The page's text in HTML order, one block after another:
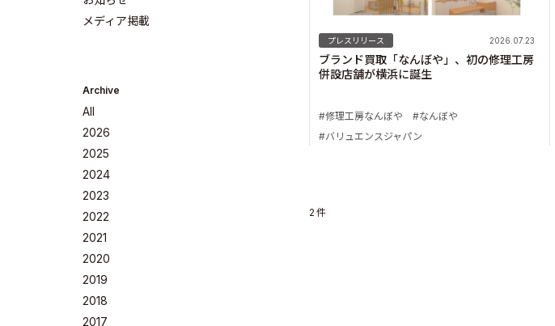
Company
メディア掲載
Archive
All
2026
2025
2024
2023
2022
2021
2020
2019
2018
2017
プレスリリース 2026.07.23
ブランド買取「なんぼや」、初の修理工房
併設店舗が横浜に誕生
修理工房なんぼや
なんぼや
バリュエンスジャパン
2 件